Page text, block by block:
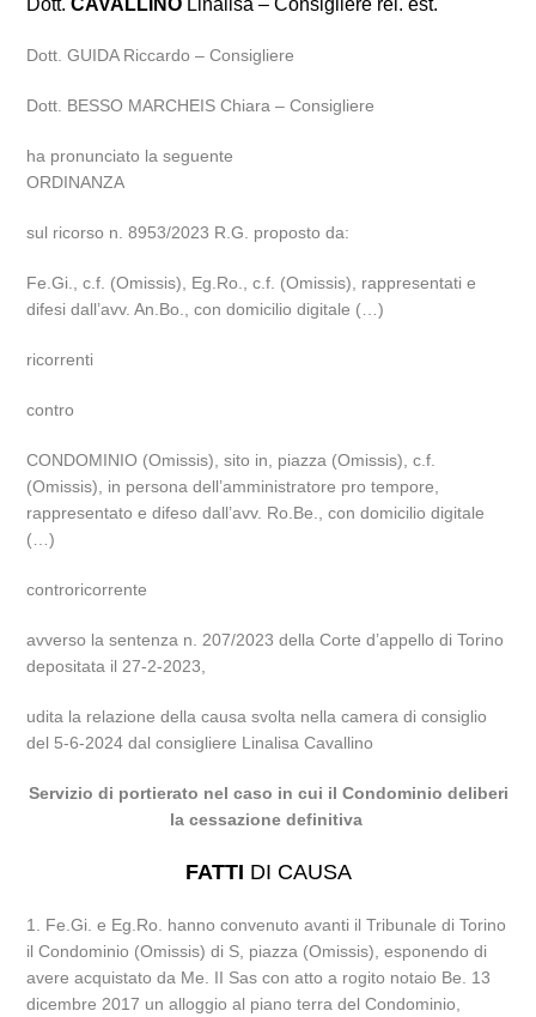
Dott.CAVALLINO Linalisa – Consigliere rel. est.
Dott. GUIDA Riccardo – Consigliere
Dott. BESSO MARCHEIS Chiara – Consigliere
ha pronunciato la seguente
ORDINANZA
sul ricorso n. 8953/2023 R.G. proposto da:
Fe.Gi., c.f. (Omissis), Eg.Ro., c.f. (Omissis), rappresentati e
difesi dall’avv. An.Bo., con domicilio digitale (…)
ricorrenti
contro
CONDOMINIO (Omissis), sito in, piazza (Omissis), c.f.
(Omissis), in persona dell’amministratore pro tempore,
rappresentato e difeso dall’avv. Ro.Be., con domicilio digitale
(…)
controricorrente
avverso la sentenza n. 207/2023 della Corte d’appello di Torino
depositata il 27-2-2023,
udita la relazione della causa svolta nella camera di consiglio
del 5-6-2024 dal consigliere Linalisa Cavallino
Servizio di portierato nel caso in cui il Condominio deliberi
la cessazione definitiva
FATTI DI CAUSA
1. Fe.Gi. e Eg.Ro. hanno convenuto avanti il Tribunale di Torino
il Condominio (Omissis) di S, piazza (Omissis), esponendo di
avere acquistato da Me. II Sas con atto a rogito notaio Be. 13
dicembre 2017 un alloggio al piano terra del Condominio,